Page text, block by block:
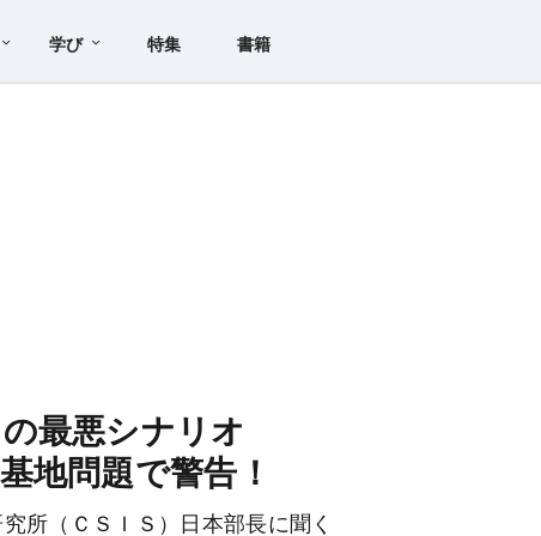
学び 特集 書籍
最悪シナリオ
地問題で警告！
所（ＣＳＩＳ）日本部長に聞く